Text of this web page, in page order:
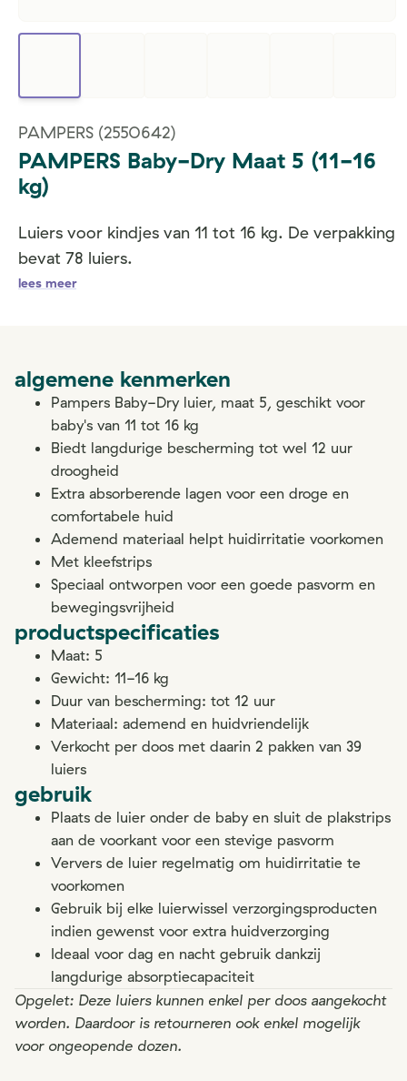
PAMPERS (2550642)
PAMPERS Baby-Dry Maat 5 (11-16
kg)
Luiers voor kindjes van 11 tot 16 kg. De verpakking
bevat 78 luiers.
lees meer
algemene kenmerken
Pampers Baby-Dry luier, maat 5, geschikt voor
baby's van 11 tot 16 kg
Biedt langdurige bescherming tot wel 12 uur
droogheid
Extra absorberende lagen voor een droge en
comfortabele huid
Ademend materiaal helpt huidirritatie voorkomen
Met kleefstrips
Speciaal ontworpen voor een goede pasvorm en
bewegingsvrijheid
productspecificaties
Maat: 5
Gewicht: 11-16 kg
Duur van bescherming: tot 12 uur
Materiaal: ademend en huidvriendelijk
Verkocht per doos met daarin 2 pakken van 39
luiers
gebruik
Plaats de luier onder de baby en sluit de plakstrips
aan de voorkant voor een stevige pasvorm
Ververs de luier regelmatig om huidirritatie te
voorkomen
Gebruik bij elke luierwissel verzorgingsproducten
indien gewenst voor extra huidverzorging
Ideaal voor dag en nacht gebruik dankzij
langdurige absorptiecapaciteit
Opgelet: Deze luiers kunnen enkel per doos aangekocht
worden. Daardoor is retourneren ook enkel mogelijk
voor ongeopende dozen.